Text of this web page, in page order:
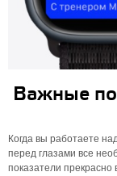
Важные
Когда вы работаете
перед глазами все
показатели